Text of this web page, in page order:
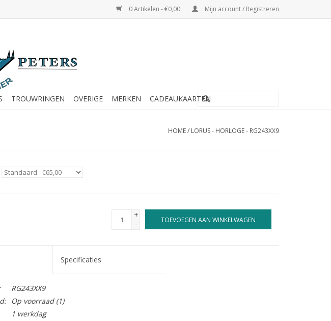
0 Artikelen - €0,00 Mijn account / Registreren
TROUWRINGEN OVERIGE MERKEN CADEAUKAARTEN
HOME/ LORUS - HORLOGE - RG243XX9
+
-
TOEVOEGEN AAN WINKELWAGEN
Specificaties
RG243XX9
Op voorraad(1)
1 werkdag